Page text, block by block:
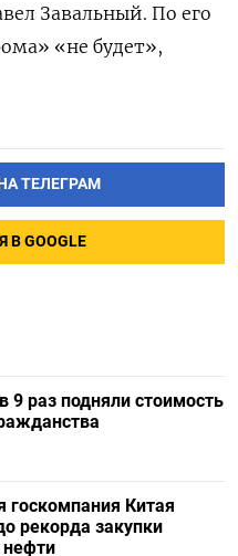
Завальный. По его
«не будет»,
ТЕЛЕГРАМ
GOOGLE
9 раз подняли стоимость
госкомпания Китая
рекорда закупки
нефти